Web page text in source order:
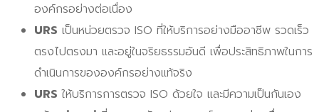
องค์กรอย่างต่อเนื่อง
URS เป็นหน่วยตรวจ ISO ที่ให้บริการอย่างมืออาชีพ รวดเร็ว
ตรงไปตรงมา และอยู่ในจริยธรรมอันดี เพื่อประสิทธิภาพในการ
ดำเนินการขององค์กรอย่างแท้จริง
URS ให้บริการการตรวจ ISO ด้วยใจ และมีความเป็นกันเอง